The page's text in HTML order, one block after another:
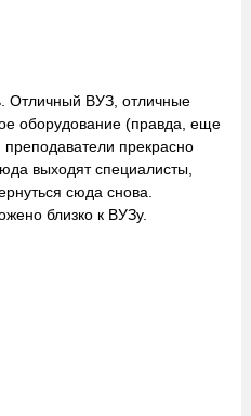
Отличный ВУЗ, отличные
оборудование (правда, еще
преподаватели прекрасно
выходят специалисты,
сюда снова.
близко к ВУЗу.